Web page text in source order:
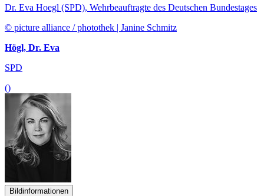
Dr. Eva Hoegl (SPD), Wehrbeauftragte des Deutschen Bundestages
© picture alliance / photothek | Janine Schmitz
Högl, Dr. Eva
SPD
()
Bildinformationen